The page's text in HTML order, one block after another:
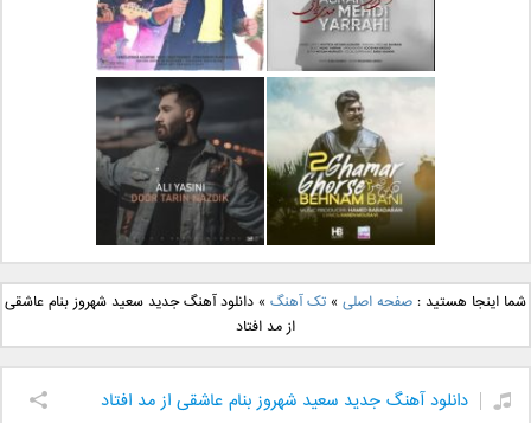
دانلود آهنگ جدید مهدی
یراحی بنام اسرار
دانلود آهنگ جدید فرزاد
فرزین بنام آتیش
دانلود آهنگ جدید بهنام
بانی بنام قرص قمر 2
دانلود آهنگ جدید علی
یاسینی بنام دورترین نزدیک
شما اینجا هستید :صفحه اصلی »تک آهنگ »دانلود آهنگ جدید سعید شهروز بنام عاشقی
از مد افتاد
دانلود آهنگ جدید سعید شهروز بنام عاشقی از مد افتاد